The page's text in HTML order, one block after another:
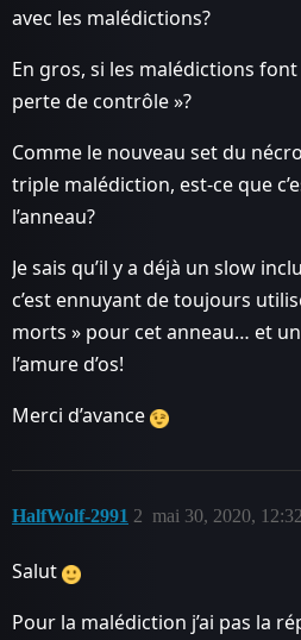
avec les malédictions?
En gros, si les malédictions
perte de contrôle »?
Comme le nouveau set du
triple malédiction, est-ce que
l’anneau?
Je sais qu’il y a déjà un slow
c’est ennuyant de toujours
morts » pour cet anneau… et
l’amure d’os!
Merci d’avance
HalfWolf-2991 mai 30, 2020,
2
Salut
Pour la malédiction j’ai pas la